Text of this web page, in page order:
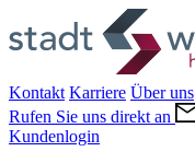
Kontakt Karriere Über uns
Rufen Sie uns direkt an
Kundenlogin